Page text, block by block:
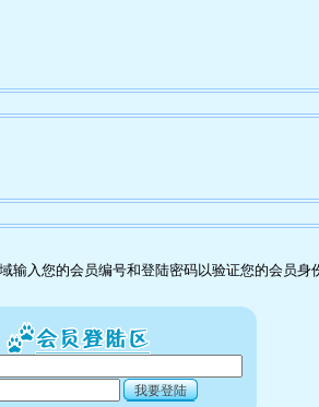
输入您的会员编号和登陆密码以验证您的会员身
我要登陆